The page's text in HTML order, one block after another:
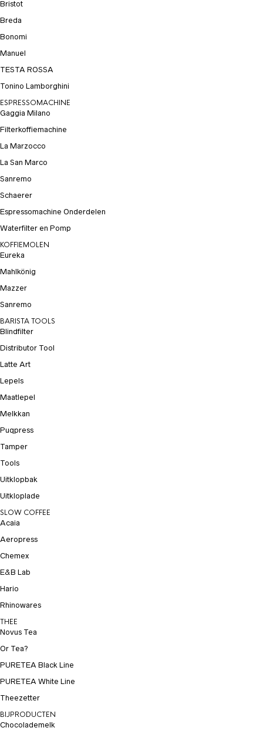
Bristot
Breda
Bonomi
Manuel
TESTA ROSSA
Tonino Lamborghini
ESPRESSOMACHINE
Gaggia Milano
Filterkoffiemachine
La Marzocco
La San Marco
Sanremo
Schaerer
Espressomachine Onderdelen
Waterfilter en Pomp
KOFFIEMOLEN
Eureka
Mahlkönig
Mazzer
Sanremo
BARISTA TOOLS
Blindfilter
Distributor Tool
Latte Art
Lepels
Maatlepel
Melkkan
Puqpress
Tamper
Tools
Uitklopbak
Uitkloplade
SLOW COFFEE
Acaia
Aeropress
Chemex
E&B Lab
Hario
Rhinowares
THEE
Novus Tea
Or Tea?
PURETEA Black Line
PURETEA White Line
Theezetter
BIJPRODUCTEN
Chocolademelk